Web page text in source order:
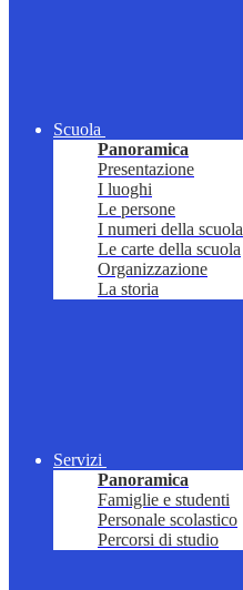
Scuola
Panoramica
Presentazione
I luoghi
Le persone
I numeri della scuola
Le carte della scuola
Organizzazione
La storia
Servizi
Panoramica
Famiglie e studenti
Personale scolastico
Percorsi di studio